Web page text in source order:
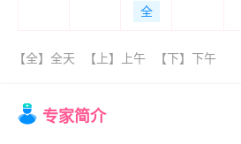
全
【全】全天 【上】上午 【下】下午
专家简介